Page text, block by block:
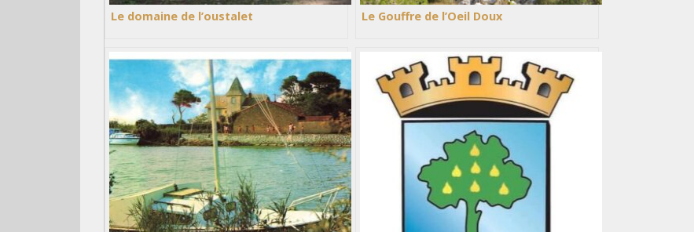
Le domaine de l’oustalet Le Gouffre de l’Oeil Doux